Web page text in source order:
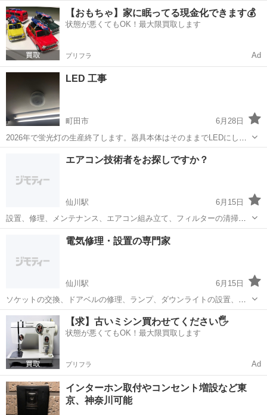
変動ございますのでお写真お送りください。 機種は2024年製の国内メ
ーカーのご用意となります。 HITACHI、三菱、パナソニック、東芝、
富士...
東京 八王子市 電気工事 取り付け
【おもちゃ】家に眠ってる現金化できます💰
状態が悪くてもOK！最大限買取します
プリフラ Ad
LED 工事
町田市
6月28日
2026年で蛍光灯の生産終了します。器具本体はそのままでLEDにしま
せんか？安定器を通さず工事します。電気代も節約明るさアップしま
す。40型直管いまなら一本¥2000で工事します。 ご連絡お待ちしてお
電気工事
エアコン技術者をお探しですか？
仙川駅
6月15日
設置、修理、メンテナンス、エアコン組み立て、フィルターの清掃、
解体、空調技術サービスに精通しています。
電気工事
電気修理・設置の専門家
仙川駅
6月15日
ソケットの交換、ドアベルの修理、ランプ、ダウンライトの設置、コ
ンセント移動、コンセント交換
東京 仙川駅 電気工事
【求】古いミシン買わせてください🖐️
状態が悪くてもOK！最大限買取します
プリフラ Ad
インターホン取付やコンセント増設など東
京、神奈川可能